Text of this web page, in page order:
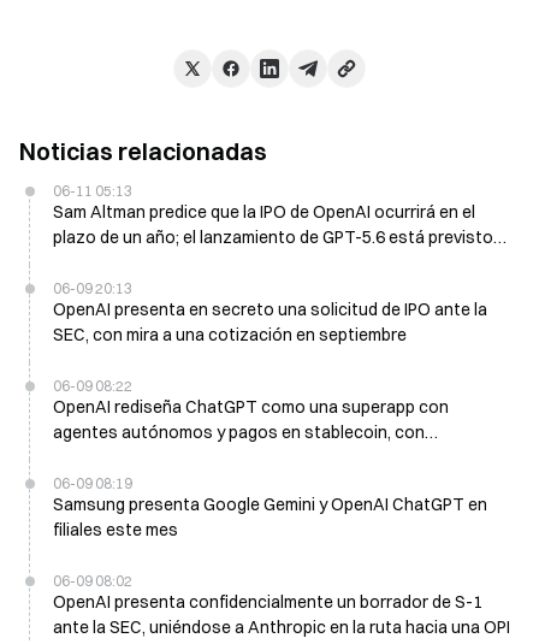
Noticias relacionadas
06-11 05:13
Sam Altman predice que la IPO de OpenAI ocurrirá en el
plazo de un año; el lanzamiento de GPT-5.6 está previsto
06-09 20:13
OpenAI presenta en secreto una solicitud de IPO ante la
SEC, con mira a una cotización en septiembre
06-09 08:22
OpenAI rediseña ChatGPT como una superapp con
agentes autónomos y pagos en stablecoin, con
06-09 08:19
Samsung presenta Google Gemini y OpenAI ChatGPT en
filiales este mes
06-09 08:02
OpenAI presenta confidencialmente un borrador de S-1
ante la SEC, uniéndose a Anthropic en la ruta hacia una OPI